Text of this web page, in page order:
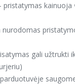
pristatymas kainuoja
nurodomas
gali užtrukti